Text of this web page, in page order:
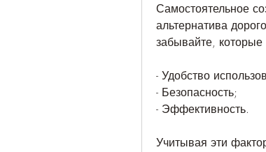
Самостоятельное
альтернатива
забывайте,
- Удобство
- Безопасность;
- Эффективность.
Учитывая эти